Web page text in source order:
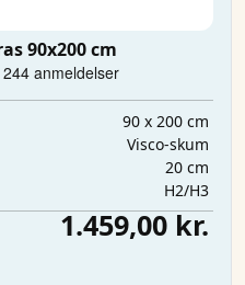
90x200 cm
90 x 200 cm
Visco-skum
20 cm
H2/H3
1.459,00 kr.